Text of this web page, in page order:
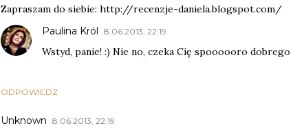
Zapraszam do siebie: http://recenzje-daniela.blogspot.com/
ODPOWIEDZ
Paulina Król 8.06.2013, 22:19
Wstyd, panie! :) Nie no, czeka Cię spoooooro
Unknown 8.06.2013, 22:19